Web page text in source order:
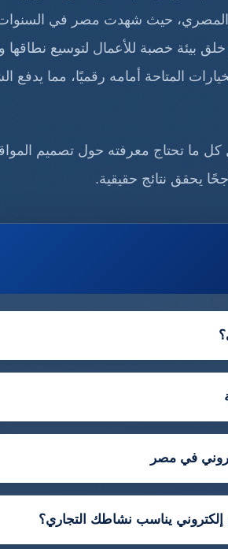
حيث شهدت مصر في السنوات
خلق بيئة خصبة للأعمال لتوسيع
المتاحة أمامه رقميًا، مما
ما تحتاج معرفته حول تصميم
يحقق نتائج حقيقية.
في مصر
يناسب نشاطك التجاري؟